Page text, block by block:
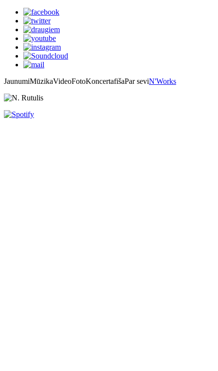
JaunumiMūzikaVideoFotoKoncertafišaPar seviN'Works